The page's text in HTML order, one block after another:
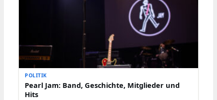
POLITIK
Pearl Jam: Band, Geschichte, Mitglieder und
Hits